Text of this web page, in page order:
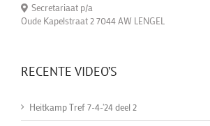
Secretariaat p/a
Oude Kapelstraat 2 7044 AW LENGEL
RECENTE VIDEO’S
Heitkamp Tref 7-4-'24 deel 2